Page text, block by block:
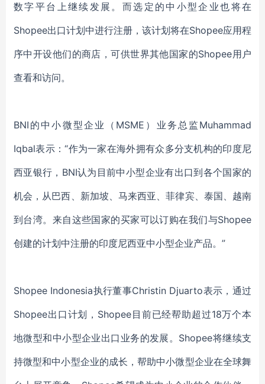
数字平台上继续发展。而选定的中小型企业也将在
Shopee出口计划中进行注册，该计划将在Shopee应用程
序中开设他们的商店，可供世界其他国家的Shopee用户
查看和访问。
BNI的 中小微型企业（ MSME） 业务总监 Muhammad
Iqbal表示：“作为一家在海外拥有众多分支机构的印度尼
西亚银行， BNI认为目前中小型企业有出口到各个国家的
机会，从巴西、新加坡、马来西亚、菲律宾、泰国、越南
到台湾。来自这些国家的买家可以订购在我们与Shopee
创建的计划中注册的印度尼西亚中小型企业产品。 ”
Shopee Indonesia执行董事Christin Djuarto表示，通过
Shopee出口计划，Shopee目前已经帮助超过18万个本
地微型和中小型企业出口业务的发展。Shopee将继续支
持微型和中小型企业的成长，帮助中小微型企业在全球舞